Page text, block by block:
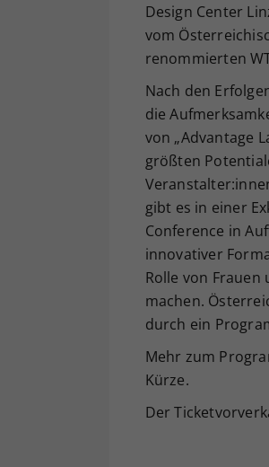
Design Center
vom
renommierten
Nach den
die
von „Advantage
größten
gibt es in einer
Conference in
innovativer
Rolle von
machen.
durch ein
Mehr zum
Kürze.
Der